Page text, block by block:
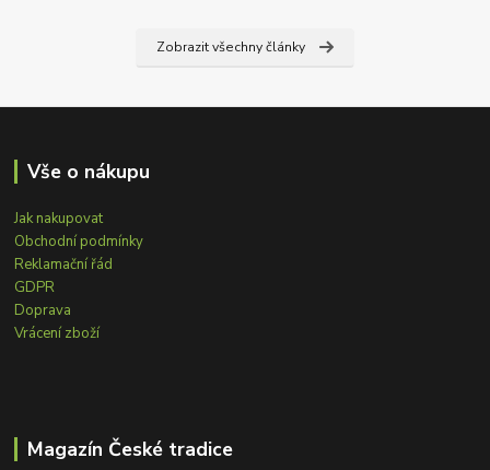
Zobrazit všechny články
Vše o nákupu
Jak nakupovat
Obchodní podmínky
Reklamační řád
GDPR
Doprava
Vrácení zboží
Magazín České tradice